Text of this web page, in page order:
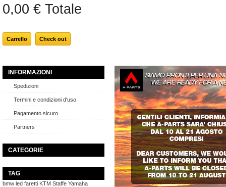
0,00 € Totale
Carrello Check out
INFORMAZIONI
Spedizioni
Termini e condizioni d'uso
Pagamento sicuro
Partners
CATEGORIE
TAG
bmw led faretti KTM Staffe Yamaha